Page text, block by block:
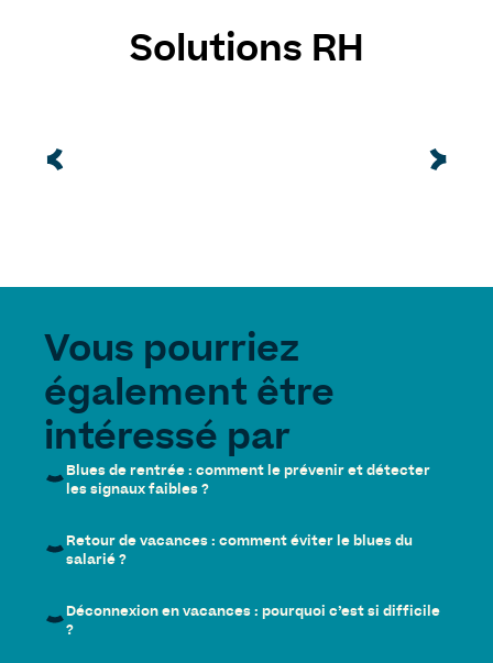
Solutions RH
Vous pourriez
également être
intéressé par
Blues de rentrée : comment le prévenir et détecter
les signaux faibles ?
Retour de vacances : comment éviter le blues du
salarié ?
Déconnexion en vacances : pourquoi c’est si difficile
?